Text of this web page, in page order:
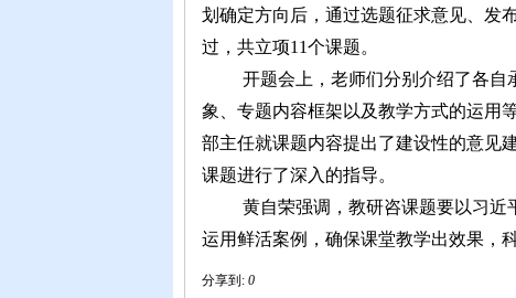
划确定方向后，通过选题征求意见、发
过，共立项11个课题。
开题会上，老师们分别介绍了各
象、专题内容框架以及教学方式的运用
部主任就课题内容提出了建设性的意见
课题进行了深入的指导。
黄自荣强调，教研咨课题要以习
运用鲜活案例，确保课堂教学出效果，
分享到: 0